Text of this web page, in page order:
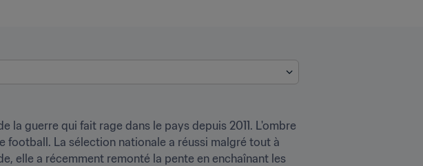
la guerre qui fait rage dans le pays depuis 2011. L'ombre
football. La sélection nationale a réussi malgré tout à
elle a récemment remonté la pente en enchaînant les